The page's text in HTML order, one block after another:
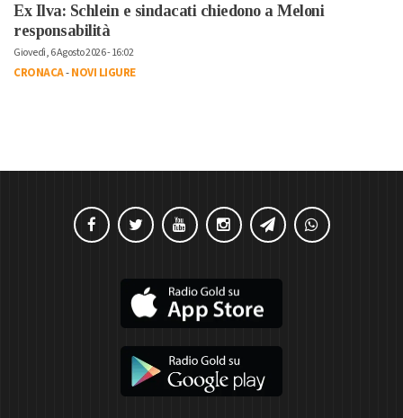
Ex Ilva: Schlein e sindacati chiedono a Meloni
responsabilità
Giovedì, 6 Agosto 2026 - 16:02
CRONACA-NOVI LIGURE